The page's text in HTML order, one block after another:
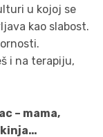
u kojoj se
kao slabost.
i na terapiju,
– mama,